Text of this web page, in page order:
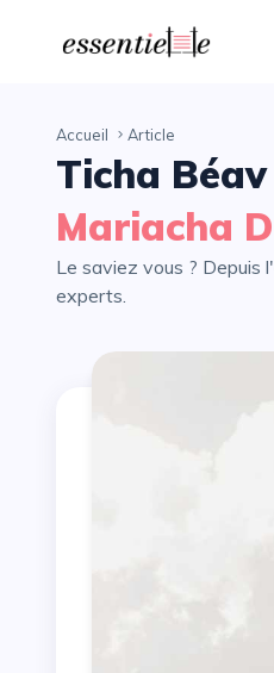
Accueil Article
Ticha
Mariacha
Le saviez vous ? Depuis l'application essentiELLE vous pouvez partager avec vos proches tous les articles de nos
experts.